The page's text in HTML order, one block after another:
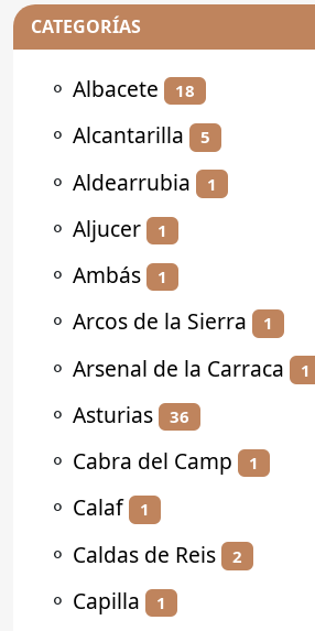
CATEGORÍAS
⚬ Albacete 18
⚬ Alcantarilla 5
⚬ Aldearrubia 1
⚬ Aljucer 1
⚬ Ambás 1
⚬ Arcos de la Sierra 1
⚬ Arsenal de la Carraca 1
⚬ Asturias 36
⚬ Cabra del Camp 1
⚬ Calaf 1
⚬ Caldas de Reis 2
⚬ Capilla 1